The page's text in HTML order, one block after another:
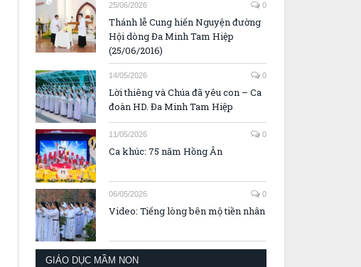
25/06/2026 0
Thánh lễ Cung hiến Nguyện đường
Hội dòng Đa Minh Tam Hiệp
(25/06/2016)
14/05/2026 0
Lời thiêng và Chúa đã yêu con – Ca
đoàn HD. Đa Minh Tam Hiệp
11/05/2026 0
Ca khúc: 75 năm Hồng Ân
06/05/2026 0
Video: Tiếng lòng bên mộ tiền nhân
GIÁO DỤC MẦM NON